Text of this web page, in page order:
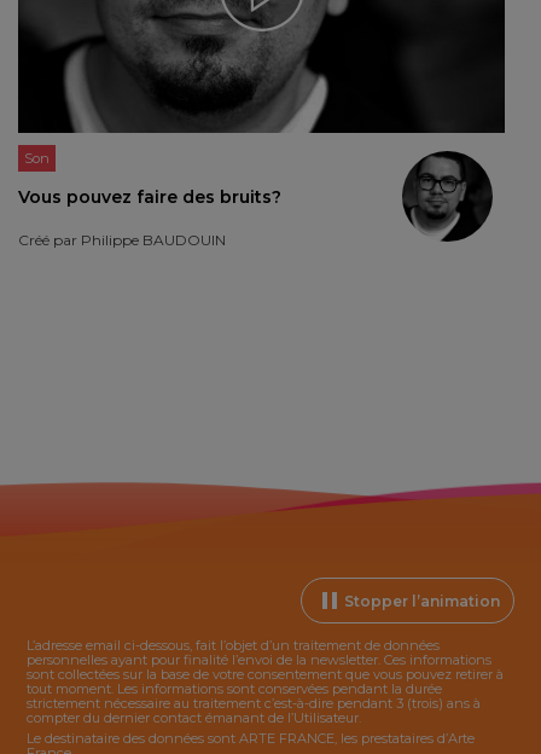
Son
Vous pouvez faire des bruits?
Créé par Philippe BAUDOUIN
Stopper l’animation
L’adresse email ci-dessous, fait l’objet d’un traitement de données
personnelles ayant pour finalité l’envoi de la newsletter. Ces informations
sont collectées sur la base de votre consentement que vous pouvez retirer à
tout moment. Les informations sont conservées pendant la durée
strictement nécessaire au traitement c’est-à-dire pendant 3 (trois) ans à
compter du dernier contact émanant de l’Utilisateur.
Le destinataire des données sont ARTE FRANCE, les prestataires d’Arte